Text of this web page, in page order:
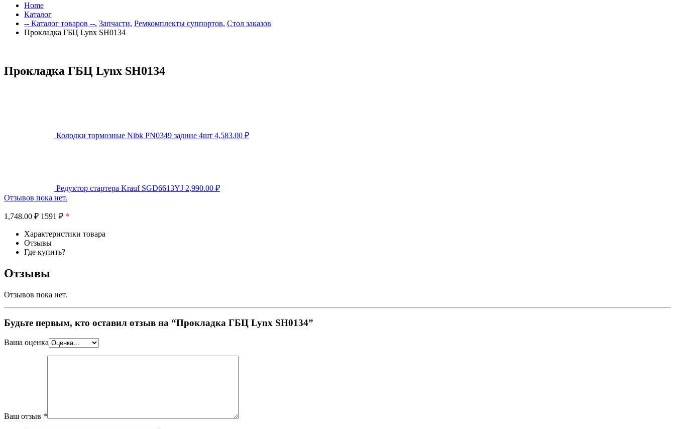
Home
Каталог
-- Каталог товаров --, Запчасти, Ремкомплекты суппортов, Стол заказов
Прокладка ГБЦ Lynx SH0134
Прокладка ГБЦ Lynx SH0134
Колодки тормозные Nibk PN0349 задние 4шт 4,583.00 ₽
Редуктор стартера Krauf SGD6613YJ 2,990.00 ₽
Отзывов пока нет.
1,748.00 ₽ 1591 ₽ *
Характеристики товара
Отзывы
Где купить?
Отзывы
Отзывов пока нет.
Будьте первым, кто оставил отзыв на “Прокладка ГБЦ Lynx SH0134”
Ваша оценка
Ваш отзыв *